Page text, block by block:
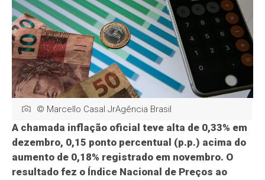
© Marcello Casal JrAgência Brasil
A chamada inflação oficial teve alta de 0,33% em
dezembro, 0,15 ponto percentual (p.p.) acima do
aumento de 0,18% registrado em novembro. O
resultado fez o Índice Nacional de Preços ao